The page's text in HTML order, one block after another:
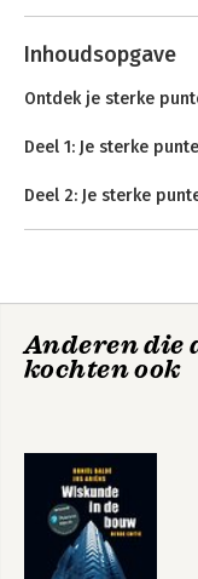
Andere
basis van je sterke
punten
Inhoudsopgave
Ontdek je sterke
Deel 1: Je sterke
Deel 2: Je sterke
-Behoedzaam
-Communicatie
-Empathie
-Focus
-Harmonie
-Hersteldrang
-Ideeënvorming
Anderen die
kochten ook